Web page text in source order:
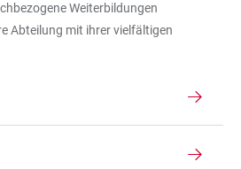
Weiterbildungen
Abteilung mit ihrer vielfältigen